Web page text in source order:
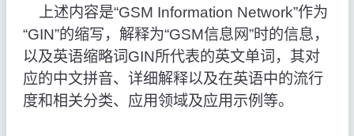
上述内容是“GSM Information Network”作为
“GIN”的缩写，解释为“GSM信息网”时的信息，
以及英语缩略词GIN所代表的英文单词，其对
应的中文拼音、详细解释以及在英语中的流行
度和相关分类、应用领域及应用示例等。